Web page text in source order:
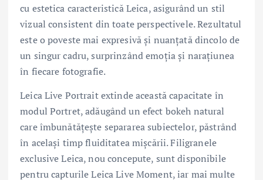
cu estetica caracteristică Leica, asigurând un stil
vizual consistent din toate perspectivele. Rezultatul
este o poveste mai expresivă și nuanțată dincolo de
un singur cadru, surprinzând emoția și narațiunea
în fiecare fotografie.
Leica Live Portrait extinde această capacitate în
modul Portret, adăugând un efect bokeh natural
care îmbunătățește separarea subiectelor, păstrând
în același timp fluiditatea mișcării. Filigranele
exclusive Leica, nou concepute, sunt disponibile
pentru capturile Leica Live Moment, iar mai multe